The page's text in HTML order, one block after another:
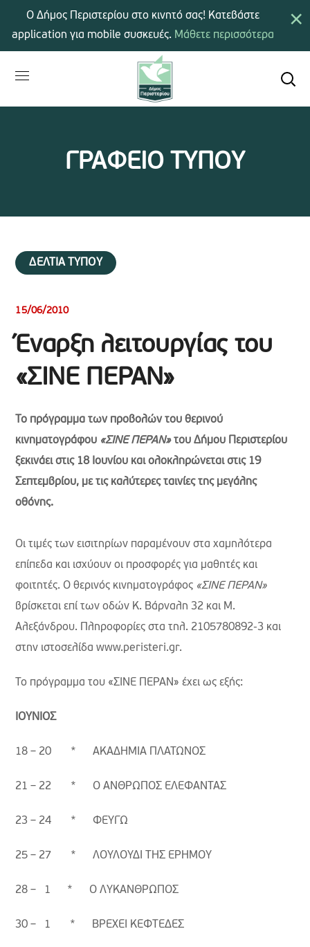
ΓΡΑΦΕΙΟ ΤΥΠΟΥ
ΔΕΛΤΙΑ ΤΥΠΟΥ
15/06/2010
Έναρξη λειτουργίας του
«ΣΙΝΕ ΠΕΡΑΝ»
Το πρόγραμμα των προβολών του θερινού
κινηματογράφου «ΣΙΝΕ ΠΕΡΑΝ»του Δήμου Περιστερίου
ξεκινάει στις 18 Ιουνίου και ολοκληρώνεται στις 19
Σεπτεμβρίου, με τις καλύτερες ταινίες της μεγάλης
οθόνης.
Οι τιμές των εισιτηρίων παραμένουν στα χαμηλότερα
επίπεδα και ισχύουν οι προσφορές για μαθητές και
φοιτητές. Ο θερινός κινηματογράφος «ΣΙΝΕ ΠΕΡΑΝ»
βρίσκεται επί των οδών Κ. Βάρναλη 32 και Μ.
Αλεξάνδρου. Πληροφορίες στα τηλ. 2105780892-3 και
στην ιστοσελίδα www.peristeri.gr.
Το πρόγραμμα του «ΣΙΝΕ ΠΕΡΑΝ» έχει ως εξής:
ΙΟΥΝΙΟΣ
18 – 20 * ΑΚΑΔΗΜΙΑ ΠΛΑΤΩΝΟΣ
21 – 22 * Ο ΑΝΘΡΩΠΟΣ ΕΛΕΦΑΝΤΑΣ
23 – 24 * ΦΕΥΓΩ
25 – 27 * ΛΟΥΛΟΥΔΙ ΤΗΣ ΕΡΗΜΟΥ
28 – 1 * Ο ΛΥΚΑΝΘΡΩΠΟΣ
30 – 1 * ΒΡΕΧΕΙ ΚΕΦΤΕΔΕΣ
×
Ο Δήμος Περιστερίου στο κινητό σας! Κατεβάστε
application για mobile συσκευές. Μάθετε περισσότερα